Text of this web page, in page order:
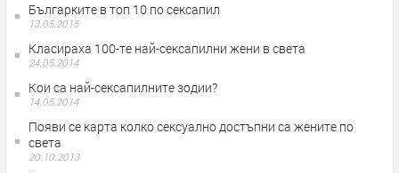
Българките в топ 10 по сексапил
13.05.2015
Класираха 100-те най-сексапилни жени в света
24.05.2014
Кои са най-сексапилните зодии?
14.05.2014
Появи се карта колко сексуално достъпни са жените по
света
20.10.2013